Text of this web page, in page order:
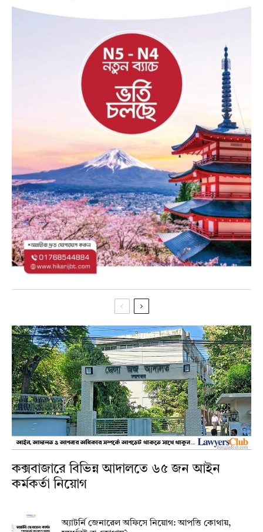
কক্সবাজারে বিভিন্ন আদালতে ৬৫ জন আইন
কর্মকর্তা নিয়োগ
অ্যাটর্নি জেনারেল অফিসে নিয়োগ: আপত্তি কোথায়,